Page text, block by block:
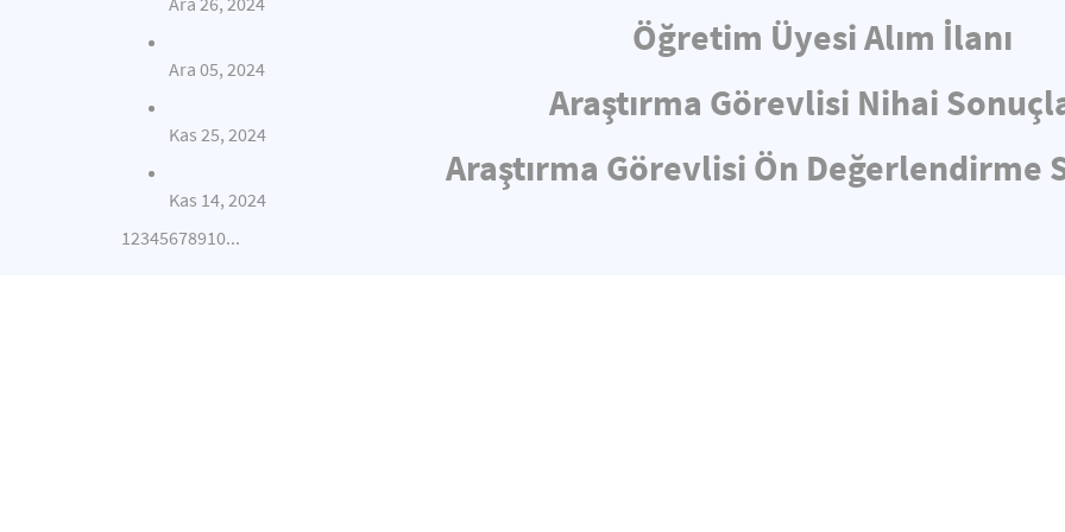
Öğretim Üyesi Alım İlanı
Ara 05, 2024
Araştırma Görevlisi Nihai
Kas 25, 2024
Araştırma Görevlisi Ön Değerlendirme
Kas 14, 2024
12345678910...